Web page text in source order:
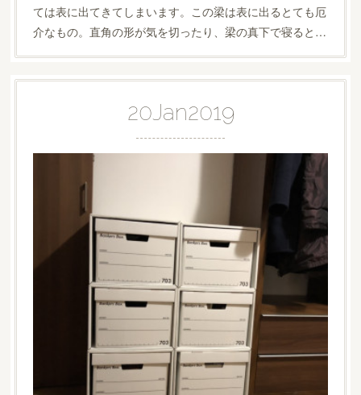
ては表に出てきてしまいます。この梁は表に出るとても厄
介なもの。直角の形が気を切ったり、梁の真下で寝ると…
20Jan2019